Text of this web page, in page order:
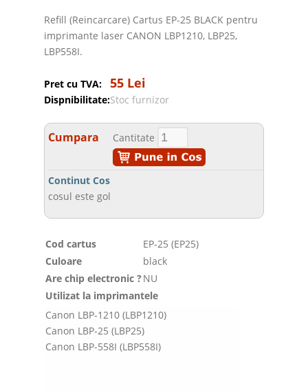
Refill (Reincarcare) Cartus EP-25 BLACK pentru
imprimante laser CANON LBP1210, LBP25,
LBP558I.
Pret cu TVA: 55 Lei
Dispnibilitate:Stoc furnizor
Cumpara Cantitate
Continut Cos
cosul este gol
Cod cartus
EP-25 (EP25)
Culoare
black
Are chip electronic ?NU
Utilizat la imprimantele
Canon LBP-1210 (LBP1210)
Canon LBP-25 (LBP25)
Canon LBP-558I (LBP558I)